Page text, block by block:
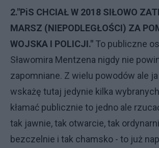
2."PiS CHCIAŁ W 2018 SIŁOWO
MARSZ (NIEPODLEGŁOŚCI) ZA
WOJSKA I POLICJI." To publiczne
Sławomira Mentzena nigdy nie
zapomniane. Z wielu powodów ale
wskażę tutaj jedynie kilka
kłamać publicznie to jedno ale
tak jawnie, tak otwarcie, tak
bezczelnie i tak chamsko - to już